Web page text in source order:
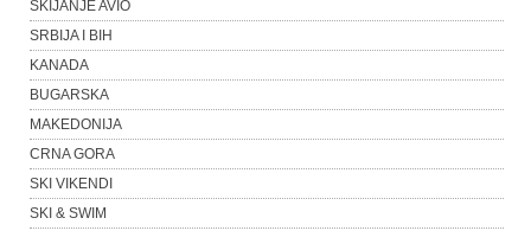
SKIJANJE AVIO
SRBIJA I BIH
KANADA
BUGARSKA
MAKEDONIJA
CRNA GORA
SKI VIKENDI
SKI & SWIM